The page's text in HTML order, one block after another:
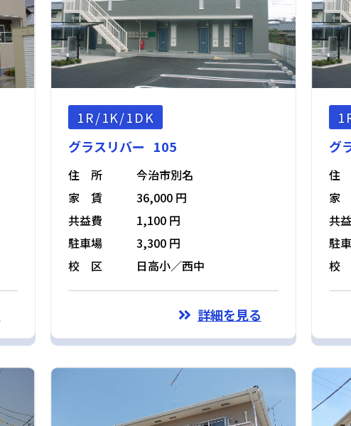
1R/1K/1DK
グラスリバー 105
住 所
今治市別名
家 賃
36,000 円
共益費
1,100 円
駐車場
3,300 円
校 区
日高小／西中
詳細を見る
グ
住
家
共
駐
校